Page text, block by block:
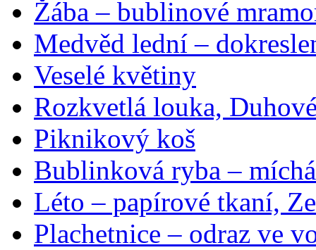
Žába – bublinové
Medvěd lední –
Veselé květiny
Rozkvetlá louka,
Piknikový koš
Bublinková ryba –
Léto – papírové tkaní,
Plachetnice – odraz ve